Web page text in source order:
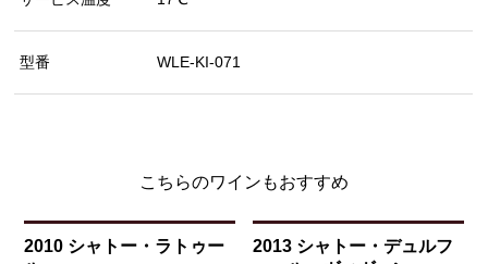
型番 WLE-KI-071
こちらのワインもおすすめ
2010 シャトー・ラトゥー
2013 シャトー・デュルフ